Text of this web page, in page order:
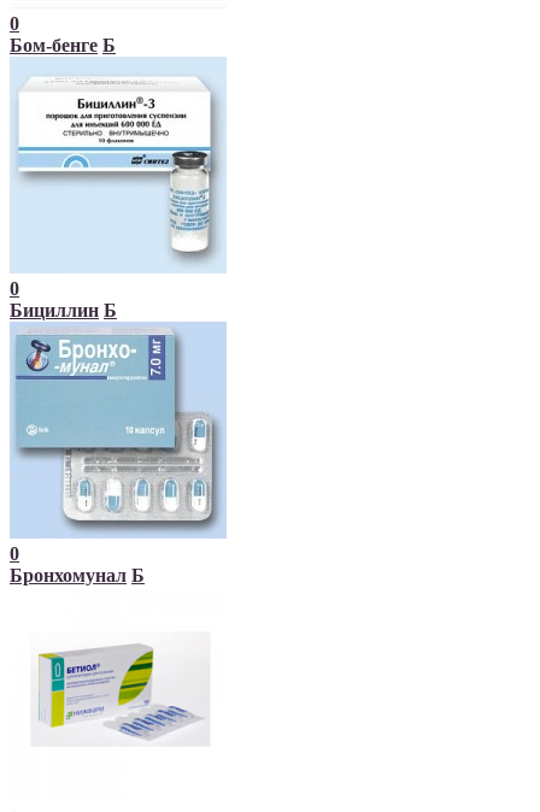
0
Бом-бенге Б
0
Бициллин Б
0
Бронхомунал Б